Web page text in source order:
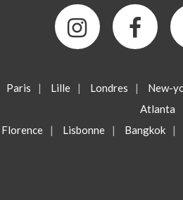
Paris | Lille | Londres | New-
Atlanta
Florence
| Lisbonne | Bangkok |